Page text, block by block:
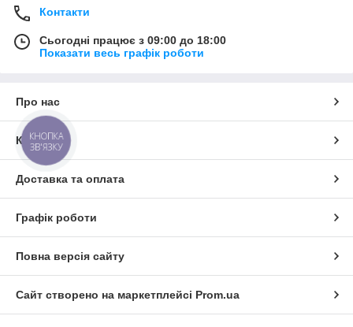
Контакти
Сьогодні працює з 09:00 до 18:00
Показати весь графік роботи
Про нас
Контакти
Доставка та оплата
Графік роботи
Повна версія сайту
Сайт створено на маркетплейсі Prom.ua
КНОПКА
ЗВ'ЯЗКУ